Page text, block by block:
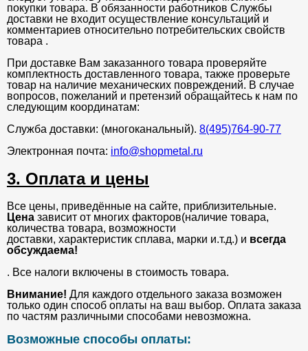
покупки товара. В обязанности работников Службы
доставки не входит осуществление консультаций и
комментариев относительно потребительских свойств
товара .
При доставке Вам заказанного товара проверяйте
комплектность доставленного товара, также проверьте
товар на наличие механических повреждений. В случае
вопросов, пожеланий и претензий обращайтесь к нам по
следующим координатам:
Служба доставки: (многоканальный). 8(495)764-90-77
Электронная почта: info@shopmetal.ru
3. Оплата и цены
Все цены, приведённые на сайте, приблизительные.
Цена зависит от многих факторов(наличие товара,
количества товара, возможности
доставки, характеристик сплава, марки и.т.д.) и всегда
обсуждаема!
. Все налоги включены в стоимость товара.
Внимание! Для каждого отдельного заказа возможен
только один способ оплаты на ваш выбор. Оплата заказа
по частям различными способами невозможна.
Возможные способы оплаты: